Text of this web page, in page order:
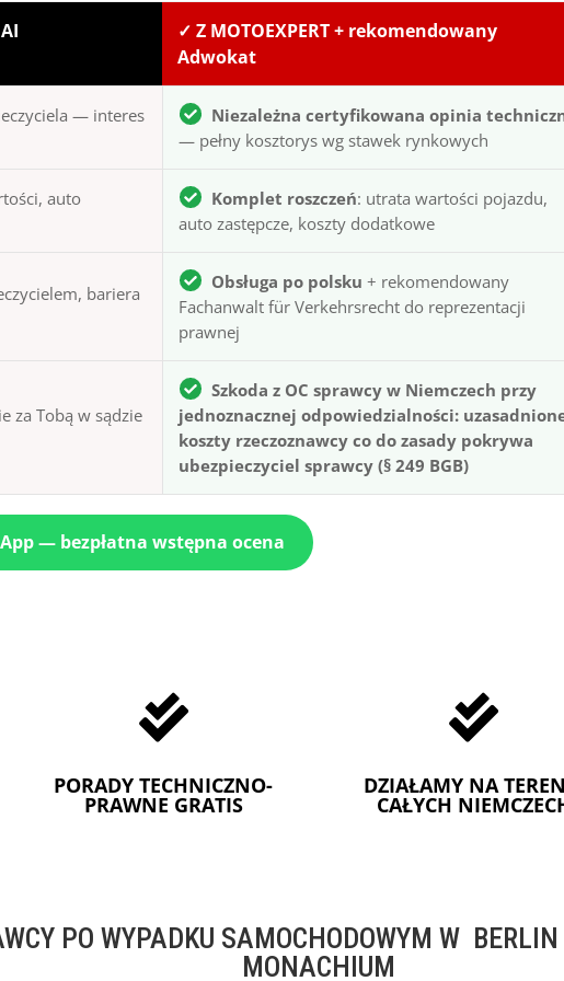
✓ Z MOTOEXPERT + rekomendowany
Adwokat
— interes
Niezależna certyfikowana opinia
— pełny kosztorys wg stawek rynkowych
auto
Komplet roszczeń: utrata wartości pojazdu,
auto zastępcze, koszty dodatkowe
bariera
Obsługa po polsku + rekomendowany
Fachanwalt für Verkehrsrecht do reprezentacji
prawnej
za Tobą w sądzie
Szkoda z OC sprawcy w Niemczech przy
jednoznacznej odpowiedzialności:
koszty rzeczoznawcy co do zasady pokrywa
ubezpieczyciel sprawcy (§ 249 BGB)
— bezpłatna wstępna ocena

PORADY TECHNICZNO-
PRAWNE GRATIS

DZIAŁAMY NA
CAŁYCH
PO WYPADKU SAMOCHODOWYM W
MONACHIUM